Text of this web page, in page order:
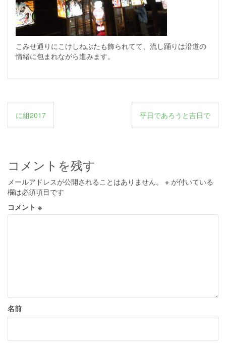
こみせ通りにこけしねぶたも飾られてて、流し踊りは沿道の
情緒に包まれながら進みます。
投
稿
ビ
ゲ
ー
シ
に組2017 平日であろうと吉日で
コメントを残す
メールアドレスが公開されることはありません。 ※ が付いている
欄は必須項目です
コメント ※
名前